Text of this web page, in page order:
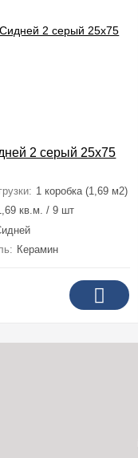
2 серый 25x75
1 коробка (1,69 м2)
кв.м. / 9 шт
Керамин